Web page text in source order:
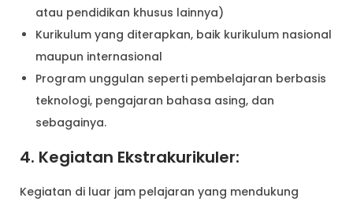
atau pendidikan khusus lainnya)
Kurikulum yang diterapkan, baik kurikulum nasional
maupun internasional
Program unggulan seperti pembelajaran berbasis
teknologi, pengajaran bahasa asing, dan
sebagainya.
4. Kegiatan Ekstrakurikuler:
Kegiatan di luar jam pelajaran yang mendukung